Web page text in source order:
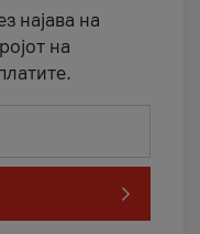
најава на
на